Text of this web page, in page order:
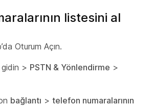
listesini al
Oturum Açın.
gidin > PSTN & Yönlendirme >
bağlantı > telefon numaralarının